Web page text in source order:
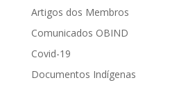
Artigos dos Membros
Comunicados OBIND
Covid-19
Documentos Indígenas